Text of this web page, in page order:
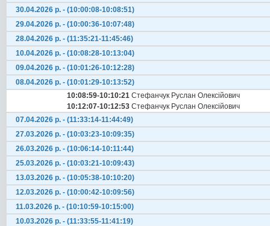
30.04.2026 р. - (10:00:08-10:08:51)
29.04.2026 р. - (10:00:36-10:07:48)
28.04.2026 р. - (11:35:21-11:45:46)
10.04.2026 р. - (10:08:28-10:13:04)
09.04.2026 р. - (10:01:26-10:12:28)
08.04.2026 р. - (10:01:29-10:13:52)
10:08:59-10:10:21 Стефанчук Руслан Олексійович
10:12:07-10:12:53 Стефанчук Руслан Олексійович
07.04.2026 р. - (11:33:14-11:44:49)
27.03.2026 р. - (10:03:23-10:09:35)
26.03.2026 р. - (10:06:14-10:11:44)
25.03.2026 р. - (10:03:21-10:09:43)
13.03.2026 р. - (10:05:38-10:10:20)
12.03.2026 р. - (10:00:42-10:09:56)
11.03.2026 р. - (10:10:59-10:15:00)
10.03.2026 р. - (11:33:55-11:41:19)